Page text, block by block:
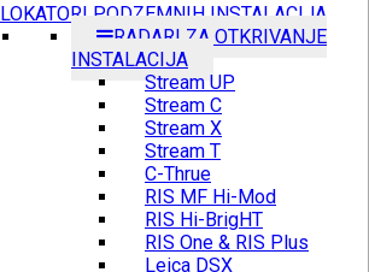
LOKATORI PODZEMNIH INSTALACIJA
RADARI ZA OTKRIVANJE
INSTALACIJA
Stream UP
Stream C
Stream X
Stream T
C-Thrue
RIS MF Hi-Mod
RIS Hi-BrigHT
RIS One & RIS Plus
Leica DSX